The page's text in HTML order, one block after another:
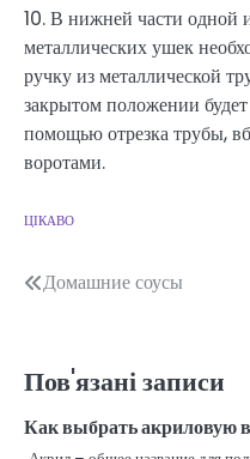
10. В нижней части одной
металлических ушек
ручку из металлической
закрытом положении
помощью отрезка трубы,
воротами.
ЦІКАВО
Навігація
Домашние соусы
Пов'язані записи
Как выбрать акриловую